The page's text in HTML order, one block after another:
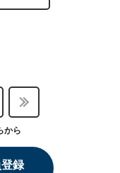
から
録